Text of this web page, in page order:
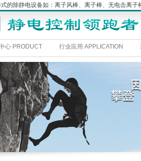
的除静电设备如：离子风棒、离子棒、无电击离
心 PRODUCT 行业应用 APPLICATION